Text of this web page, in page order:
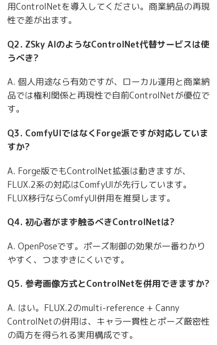
用ControlNetを導入してください。商業納品の再現
性で差が出ます。
Q2. ZSky AIのようなControlNet代替サービスは使
うべき?
A. 個人用途なら有効ですが、ローカル運用と商業納
品では権利関係と再現性で自前ControlNetが優位で
す。
Q3. ComfyUIではなくForge派ですが対応していま
すか?
A. Forge版でもControlNet拡張は動きますが、
FLUX.2系の対応はComfyUIが先行しています。
FLUX移行ならComfyUI併用を推奨します。
Q4. 初心者がまず触るべきControlNetは?
A. OpenPoseです。ポーズ制御の効果が一番わかり
やすく、つまずきにくいです。
Q5. 参考画像方式とControlNetを併用できますか?
A. はい。FLUX.2のmulti-reference + Canny
ControlNetの併用は、キャラ一貫性とポーズ厳密性
の両方を得られる実用構成です。